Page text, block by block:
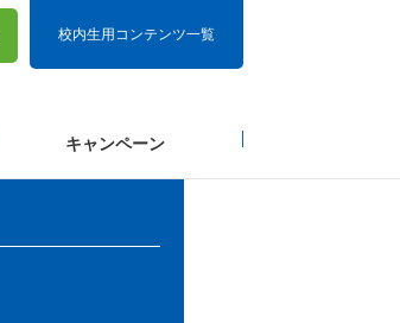
校内生用コンテンツ一覧
キャンペーン